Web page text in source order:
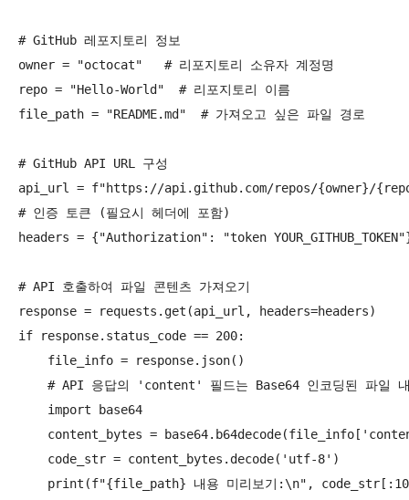
# GitHub 레포지토리 정보
owner = "octocat"   # 리포지토리 소유자 계정명
repo = "Hello-World"  # 리포지토리 이름
file_path = "README.md"  # 가져오고 싶은 파일 경로
# GitHub API URL 구성
api_url = f"https://api.github.com/repos/{owner}/
# 인증 토큰 (필요시 헤더에 포함)
headers = {"Authorization": "token
# API 호출하여 파일 콘텐츠 가져오기
response = requests.get(api_url, headers=headers)
if response.status_code == 200:
    file_info = response.json()
# API 응답의 'content' 필드는 Base64 인코딩된 파일
    import base64
content_bytes =
    code_str = content_bytes.decode('utf-8')
print(f"{file_path} 내용 미리보기:\n",